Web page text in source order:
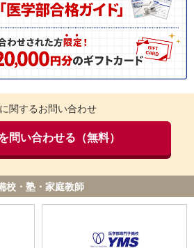
関するお問い合わせ
問い合わせる（無料）
校・塾・家庭教師